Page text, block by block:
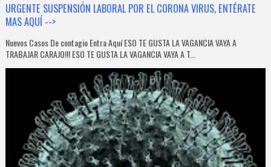
URGENTE SUSPENSIÓN LABORAL POR EL CORONA VIRUS, ENTÉRATE
MAS AQUÍ -->
Nuevos Casos De contagio Entra Aquí ESO TE GUSTA LA VAGANCIA VAYA A
TRABAJAR CARAJO!!! ESO TE GUSTA LA VAGANCIA VAYA A T...